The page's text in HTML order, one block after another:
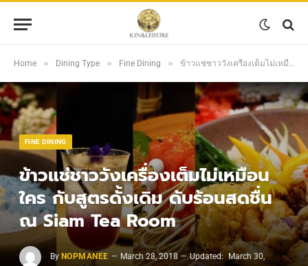
Home » Dining Type » Fine Dining » ข้าวแช่ชาววังเครื่องเต็มไม่เหมือนใคร กับสูตรดั้งเดิม ดับร้อนสดชื่น ณ Siam Tea Room
FINE DINING
ข้าวแช่ชาววังเครื่องเต็มไม่เหมือน
ใคร กับสูตรดั้งเดิม ดับร้อนสดชื่น
ณ Siam Tea Room
By NOPMANEE March 28, 2018 Updated:
March 30,